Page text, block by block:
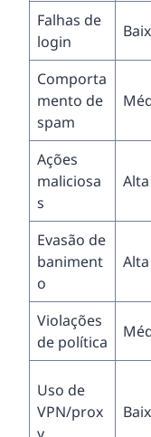
Falhas de
login
Comporta
mento de
spam
Ações
maliciosa
s
Alta
Evasão de
baniment
o
Alta
Violações
de política
Uso de
VPN/prox